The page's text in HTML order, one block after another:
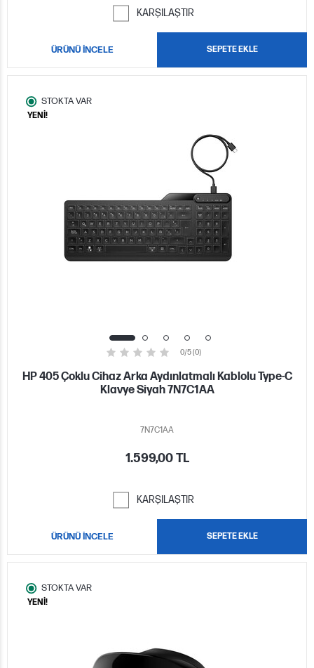
KARŞILAŞTIR
ÜRÜNÜ İNCELE SEPETE EKLE
STOKTA VAR
YENİ!
0/5 (0)
HP 405 Çoklu Cihaz Arka Aydınlatmalı Kablolu Type-C
Klavye Siyah 7N7C1AA
7N7C1AA
1.599,00 TL
KARŞILAŞTIR
ÜRÜNÜ İNCELE SEPETE EKLE
STOKTA VAR
YENİ!